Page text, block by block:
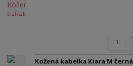
Kožená kabelka Kiara M černá